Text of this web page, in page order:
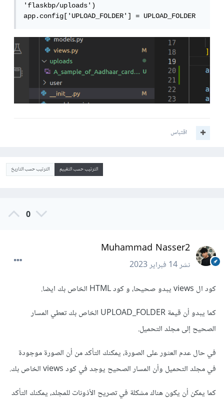
'flaskbp/uploads')
app.config['UPLOAD_FOLDER'] = UPLOAD_FOLDER
اقتباس
الترتيب حسب التقييم الترتيب حسب التاريخ
0
Muhammad Nasser2
نشر14 فبراير 2023
كود ال views يبدو صحيحا، و كود HTML الخاص بك ايضا.
كما يبدو أن قيمة UPLOAD_FOLDER الخاص بك تعطي المسار
الصحيح إلى مجلد التحميل.
في حال عدم العثور على الصورة، يمكنك التأكد من أن الصورة موجودة
في مجلد التحميل وأن المسار الصحيح يوجد في كود views الخاص بك.
كما يمكن أن يكون هناك مشكلة في تصريح الأذونات للمجلد، يمكنك التأكد